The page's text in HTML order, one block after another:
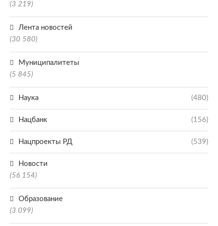
(3 219)
Лента новостей
(30 580)
Муниципалитеты
(5 845)
Наука (480)
Нацбанк (156)
Нацпроекты РД (539)
Новости
(56 154)
Образование
(3 099)